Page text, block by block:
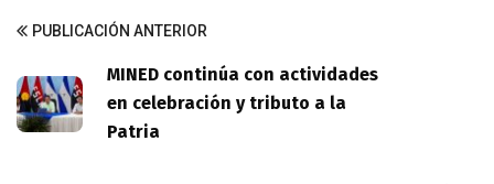
PUBLICACIÓN ANTERIOR
MINED continúa con actividades
en celebración y tributo a la
Patria